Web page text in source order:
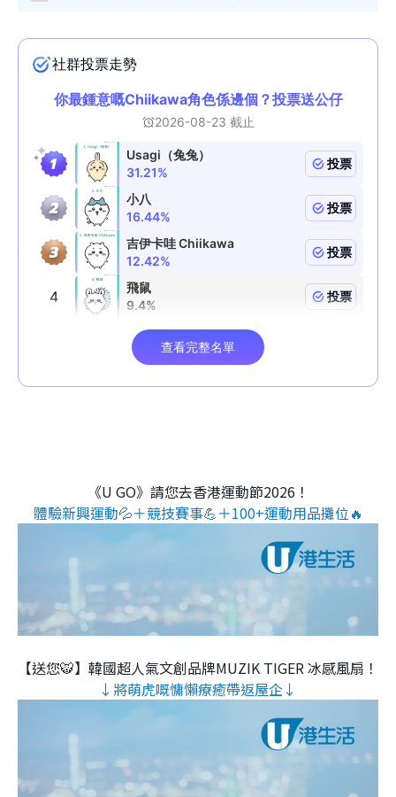
《U GO》請您去香港運動節2026！
體驗新興運動💦＋競技賽事💪＋100+運動用品攤位🔥
【送您🐯】韓國超人氣文創品牌MUZIK TIGER 冰感風扇！
↓將萌虎嘅慵懶療癒帶返屋企↓